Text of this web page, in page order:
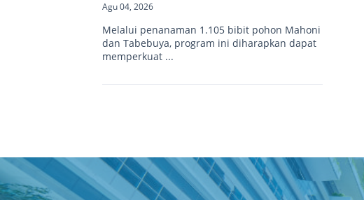
Agu 04, 2026
Melalui penanaman 1.105 bibit pohon Mahoni
dan Tabebuya, program ini diharapkan dapat
memperkuat ...